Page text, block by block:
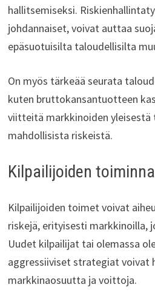
hallitsemiseksi.
johdannaiset, voivat auttaa
epäsuotuisilta taloudellisilta
On myös tärkeää seurata
kuten bruttokansantuotteen
viitteitä markkinoiden yleisestä
mahdollisista riskeistä.
Kilpailijoiden
Kilpailijoiden toimet voivat
riskejä, erityisesti markkinoilla,
Uudet kilpailijat tai olemassa
aggressiiviset strategiat voivat
markkinaosuutta ja voittoja.